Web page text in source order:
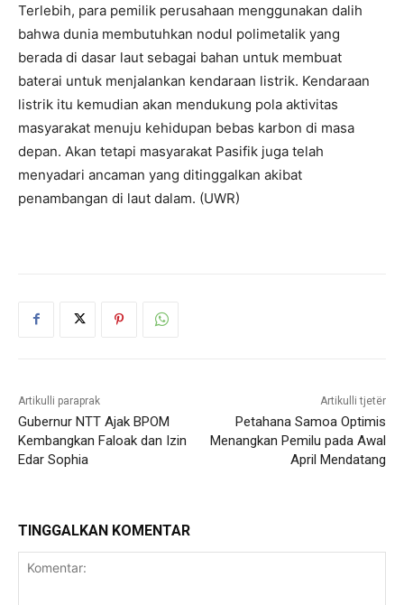
Terlebih, para pemilik perusahaan menggunakan dalih
bahwa dunia membutuhkan nodul polimetalik yang
berada di dasar laut sebagai bahan untuk membuat
baterai untuk menjalankan kendaraan listrik. Kendaraan
listrik itu kemudian akan mendukung pola aktivitas
masyarakat menuju kehidupan bebas karbon di masa
depan. Akan tetapi masyarakat Pasifik juga telah
menyadari ancaman yang ditinggalkan akibat
penambangan di laut dalam. (UWR)
Artikulli paraprak
Gubernur NTT Ajak BPOM
Kembangkan Faloak dan Izin
Edar Sophia
Artikulli tjetër
Petahana Samoa Optimis
Menangkan Pemilu pada Awal
April Mendatang
TINGGALKAN KOMENTAR